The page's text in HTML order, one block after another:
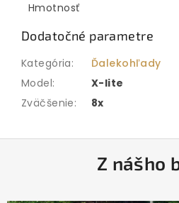
Hmotnosť
Dodatočné parametre
Kategória:
Ďalekohľady
Model:
X-lite
Zväčšenie: 8x
Z nášho